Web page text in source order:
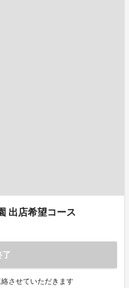
出店希望コース
了
させていただきます